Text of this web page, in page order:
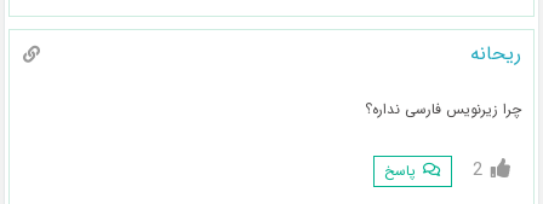
ریحانه
چرا زیرنویس فارسی نداره؟
2 پاسخ